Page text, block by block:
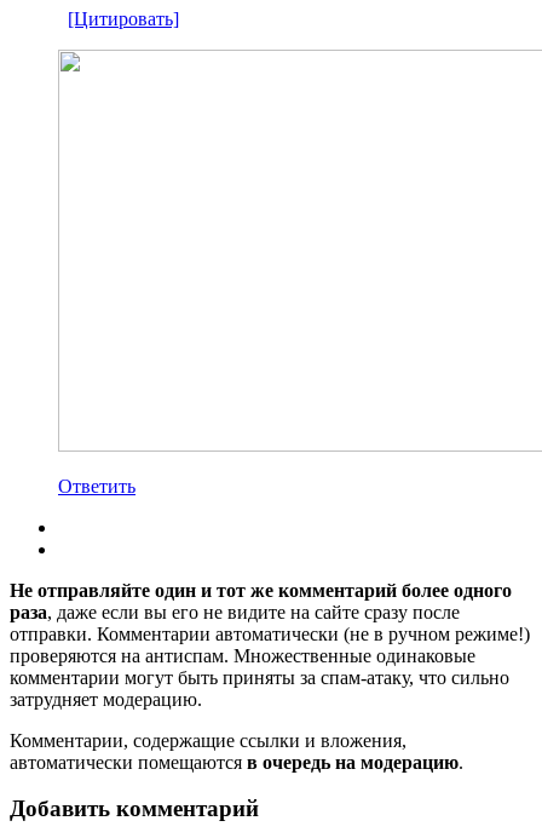
[Цитировать]
Ответить
Не отправляйте один и тот же комментарий более одного
раза, даже если вы его не видите на сайте сразу после
отправки. Комментарии автоматически (не в ручном режиме!)
проверяются на антиспам. Множественные одинаковые
комментарии могут быть приняты за спам-атаку, что сильно
затрудняет модерацию.
Комментарии, содержащие ссылки и вложения,
автоматически помещаются в очередь на модерацию.
Добавить комментарий